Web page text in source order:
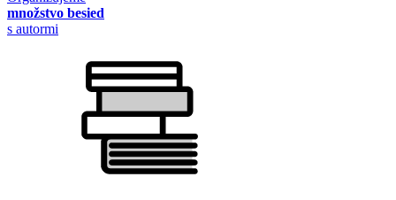
množstvo besied
s autormi